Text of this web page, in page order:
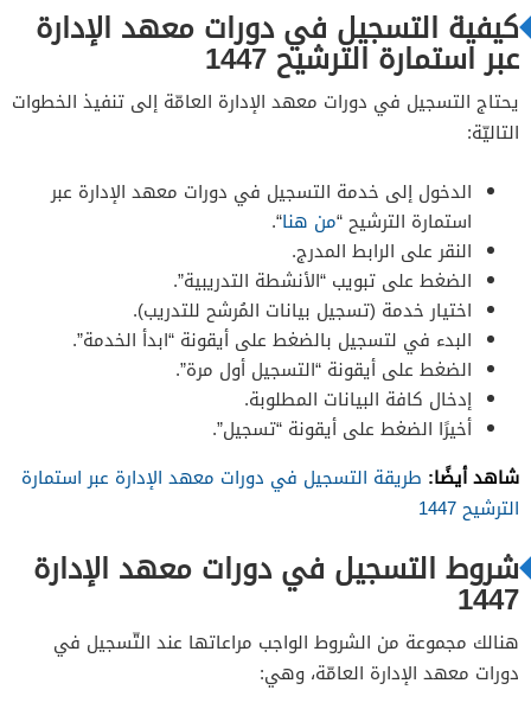
كيفية التسجيل في دورات معهد الإدارة
عبر استمارة الترشيح 1447
يحتاج التسجيل في دورات معهد الإدارة العامّة إلى تنفيذ الخطوات
التاليّة:
الدخول إلى خدمة التسجيل في دورات معهد الإدارة عبر
استمارة الترشيح “من هنا“.
النقر على الرابط المدرج.
الضغط على تبويب “الأنشطة التدريبية”.
اختيار خدمة (تسجيل بيانات المُرشح للتدريب).
البدء في لتسجيل بالضغط على أيقونة “ابدأ الخدمة”.
الضغط على أيقونة “التسجيل أول مرة”.
إدخال كافة البيانات المطلوبة.
أخيرًا الضغط على أيقونة “تسجيل”.
شاهد أيضًا: طريقة التسجيل في دورات معهد الإدارة عبر استمارة
الترشيح 1447
شروط التسجيل في دورات معهد الإدارة
1447
هنالك مجموعة من الشروط الواجب مراعاتها عند التّسجيل في
دورات معهد الإدارة العامّة، وهي: